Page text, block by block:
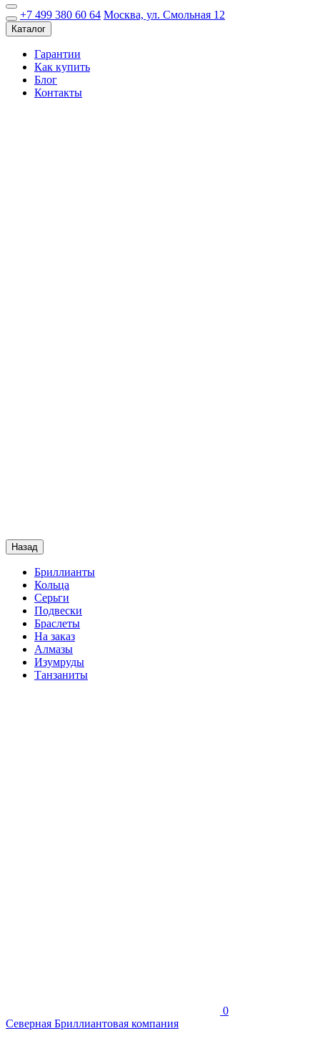
+7 499 380 60 64 Москва, ул. Смольная 12
Каталог
Гарантии
Как купить
Блог
Контакты
Назад
Бриллианты
Кольца
Серьги
Подвески
Браслеты
На заказ
Алмазы
Изумруды
Танзаниты
0
Северная Бриллиантовая компания